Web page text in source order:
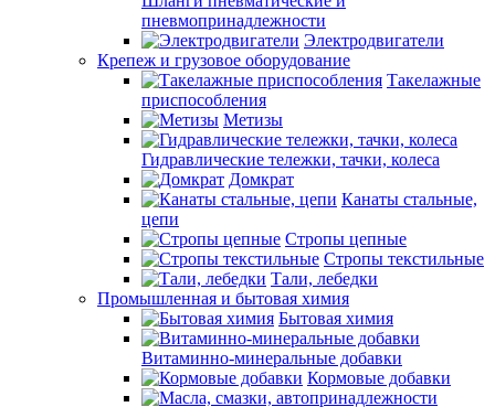
пневмопринадлежности
Электродвигатели
Крепеж и грузовое оборудование
Такелажные
приспособления
Метизы
Гидравлические тележки, тачки, колеса
Домкрат
Канаты стальные,
цепи
Стропы цепные
Стропы текстильные
Тали, лебедки
Промышленная и бытовая химия
Бытовая химия
Витаминно-минеральные добавки
Кормовые добавки